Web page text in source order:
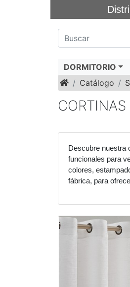
DORMITORIO
InicioCatálogo
Descubre nuestra
funcionales para
colores,
fábrica, para